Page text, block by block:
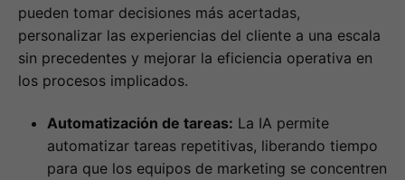
pueden tomar decisiones más acertadas,
personalizar las experiencias del cliente a una escala
sin precedentes y mejorar la eficiencia operativa en
los procesos implicados.
Automatización de tareas: La IA permite
automatizar tareas repetitivas, liberando tiempo
para que los equipos de marketing se concentren